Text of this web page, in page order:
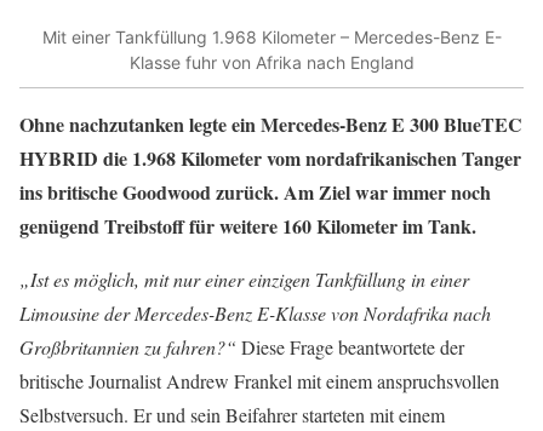
Mit einer Tankfüllung 1.968 Kilometer – Mercedes-Benz E-
Klasse fuhr von Afrika nach England
Ohne nachzutanken legte ein Mercedes-Benz E 300 BlueTEC
HYBRID die 1.968 Kilometer vom nordafrikanischen Tanger
ins britische Goodwood zurück. Am Ziel war immer noch
genügend Treibstoff für weitere 160 Kilometer im Tank.
„Ist es möglich, mit nur einer einzigen Tankfüllung in einer
Limousine der Mercedes-Benz E-Klasse von Nordafrika nach
Großbritannien zu fahren?“ Diese Frage beantwortete der
britische Journalist Andrew Frankel mit einem anspruchsvollen
Selbstversuch. Er und sein Beifahrer starteten mit einem